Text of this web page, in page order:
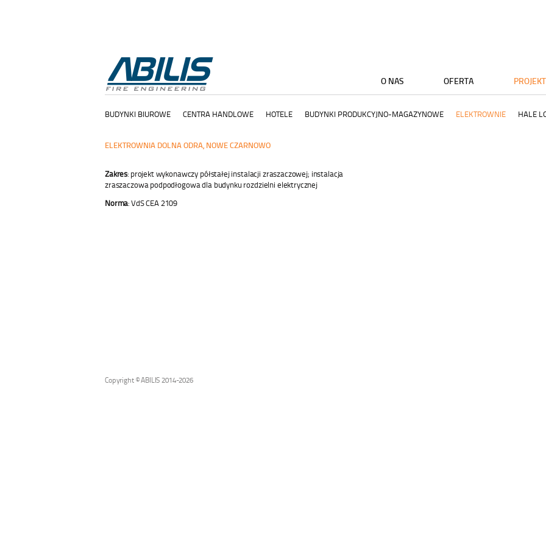
O NAS OFERTA
BUDYNKI BIUROWE CENTRA HANDLOWE HOTELE BUDYNKI PRODUKCYJNO-MAGAZYNOWE ELEKTROWNIE HALE
ELEKTROWNIA DOLNA ODRA, NOWE CZARNOWO
Zakres: projekt wykonawczy półstałej instalacji zraszaczowej; instalacja
zraszaczowa podpodłogowa dla budynku rozdzielni elektrycznej
Norma: VdS CEA 2109
Copyright © ABILIS 2014-2026